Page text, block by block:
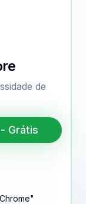
de
Grátis